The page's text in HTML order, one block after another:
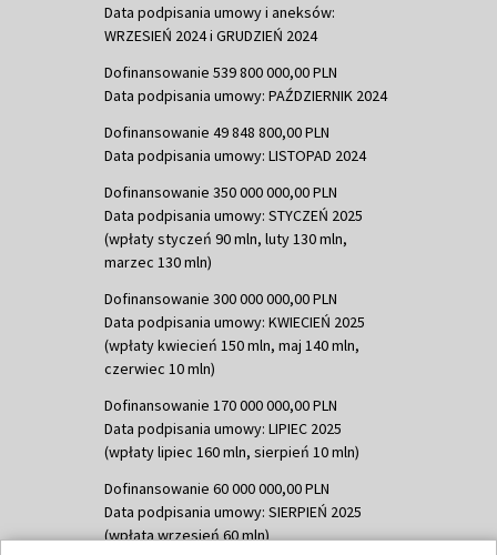
Data podpisania umowy i aneksów:
WRZESIEŃ 2024 i GRUDZIEŃ 2024
Dofinansowanie 539 800 000,00 PLN
Data podpisania umowy: PAŹDZIERNIK 2024
Dofinansowanie 49 848 800,00 PLN
Data podpisania umowy: LISTOPAD 2024
Dofinansowanie 350 000 000,00 PLN
Data podpisania umowy: STYCZEŃ 2025
(wpłaty styczeń 90 mln, luty 130 mln,
marzec 130 mln)
Dofinansowanie 300 000 000,00 PLN
Data podpisania umowy: KWIECIEŃ 2025
(wpłaty kwiecień 150 mln, maj 140 mln,
czerwiec 10 mln)
Dofinansowanie 170 000 000,00 PLN
Data podpisania umowy: LIPIEC 2025
(wpłaty lipiec 160 mln, sierpień 10 mln)
Dofinansowanie 60 000 000,00 PLN
Data podpisania umowy: SIERPIEŃ 2025
(wpłata wrzesień 60 mln)